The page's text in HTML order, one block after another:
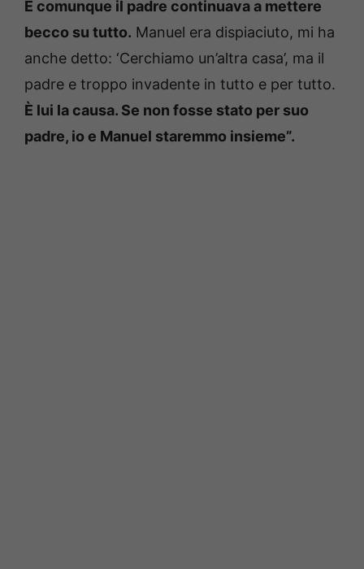
E comunque il padre continuava a mettere
becco su tutto. Manuel era dispiaciuto, mi ha
anche detto: ‘Cerchiamo un’altra casa’, ma il
padre e troppo invadente in tutto e per tutto.
È lui la causa. Se non fosse stato per suo
padre, io e Manuel staremmo insieme”.